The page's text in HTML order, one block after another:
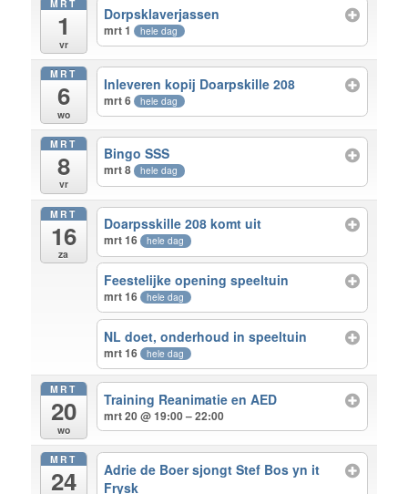
MRT
1
vr
Dorpsklaverjassen
mrt 1 hele dag
MRT
6
wo
Inleveren kopij Doarpskille 208
mrt 6 hele dag
MRT
8
vr
Bingo SSS
mrt 8 hele dag
MRT
16
za
Doarpsskille 208 komt uit
mrt 16 hele dag
Feestelijke opening speeltuin
mrt 16 hele dag
NL doet, onderhoud in speeltuin
mrt 16 hele dag
MRT
20
wo
Training Reanimatie en AED
mrt 20 @ 19:00 – 22:00
MRT
24
Adrie de Boer sjongt Stef Bos yn it
Frysk